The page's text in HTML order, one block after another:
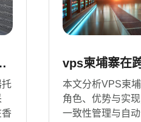
托
香
vps柬埔寨在
的角色与实现
本文分析VPS柬
角色、优势与实
一致性管理与自